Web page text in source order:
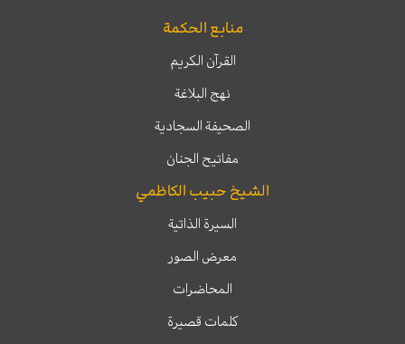
منابع الحكمة
القرآن الكريم
نهج البلاغة
الصحيفة السجادية
مفاتيح الجنان
الشيخ حبيب الكاظمي
السيرة الذاتية
معرض الصور
المحاضرات
كلمات قصيرة